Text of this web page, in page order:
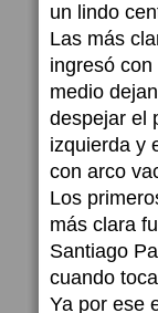
un lindo
Las más
ingresó
medio
despejar el
izquierda y
con arco
Los
más clara
Santiago
cuando
Ya por ese